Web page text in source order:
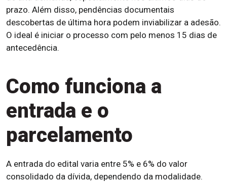
prazo. Além disso, pendências documentais
descobertas de última hora podem inviabilizar a adesão.
O ideal é iniciar o processo com pelo menos 15 dias de
antecedência.
Como funciona a
entrada e o
parcelamento
A entrada do edital varia entre 5% e 6% do valor
consolidado da dívida, dependendo da modalidade.